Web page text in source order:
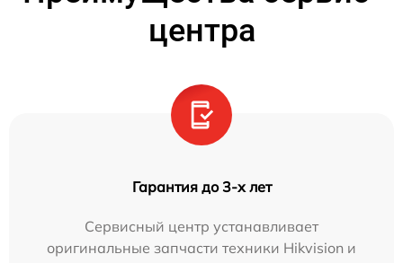
центра
Гарантия до 3-х лет
Сервисный центр устанавливает
оригинальные запчасти техники Hikvision и